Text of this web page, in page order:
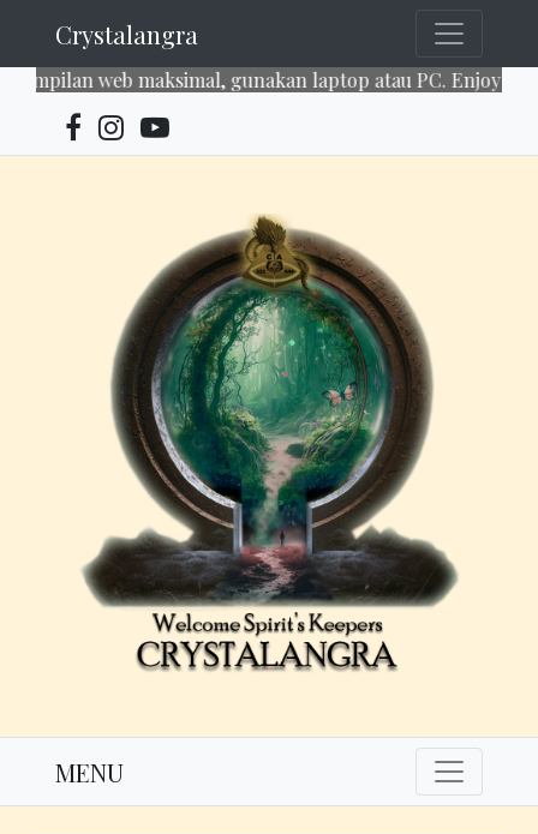
Crystalangra
web maksimal, gunakan laptop atau PC. Enjoy our
MENU